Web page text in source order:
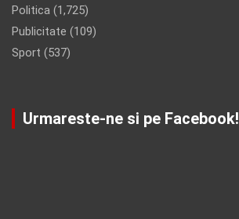
Politica (1,725)
Publicitate (109)
Sport (537)
Urmareste-ne si pe Facebook!